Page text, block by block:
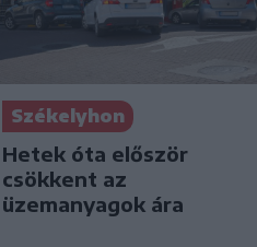
Székelyhon
Hetek óta először
csökkent az
üzemanyagok ára